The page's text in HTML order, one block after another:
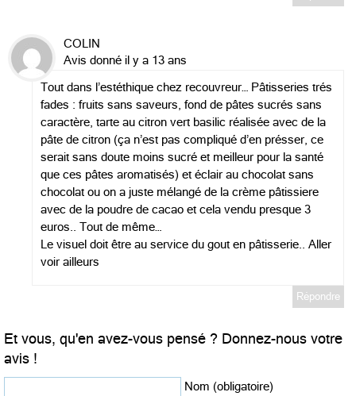
COLIN
Avis donné il y a 13 ans
Tout dans l’estéthique chez recouvreur… Pâtisseries trés
fades : fruits sans saveurs, fond de pâtes sucrés sans
caractère, tarte au citron vert basilic réalisée avec de la
pâte de citron (ça n’est pas compliqué d’en présser, ce
serait sans doute moins sucré et meilleur pour la santé
que ces pâtes aromatisés) et éclair au chocolat sans
chocolat ou on a juste mélangé de la crème pâtissiere
avec de la poudre de cacao et cela vendu presque 3
euros.. Tout de même…
Le visuel doit être au service du gout en pâtisserie.. Aller
voir ailleurs
Répondre
Et vous, qu'en avez-vous pensé ? Donnez-nous votre
avis !
Nom (obligatoire)